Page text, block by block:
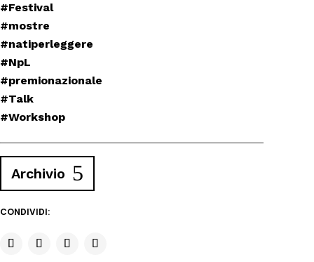
#Festival
#mostre
#natiperleggere
#NpL
#premionazionale
#Talk
#Workshop
Archivio
CONDIVIDI: